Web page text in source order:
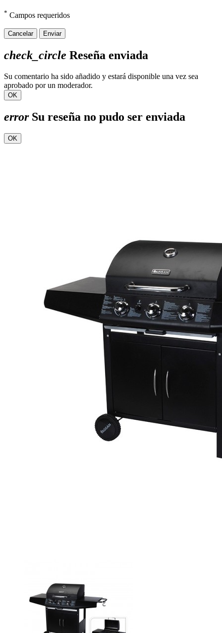
* Campos requeridos
Cancelar Enviar
check_circle Reseña enviada
Su comentario ha sido añadido y estará disponible una vez sea
aprobado por un moderador.
OK
errorSu reseña no pudo ser enviada
OK